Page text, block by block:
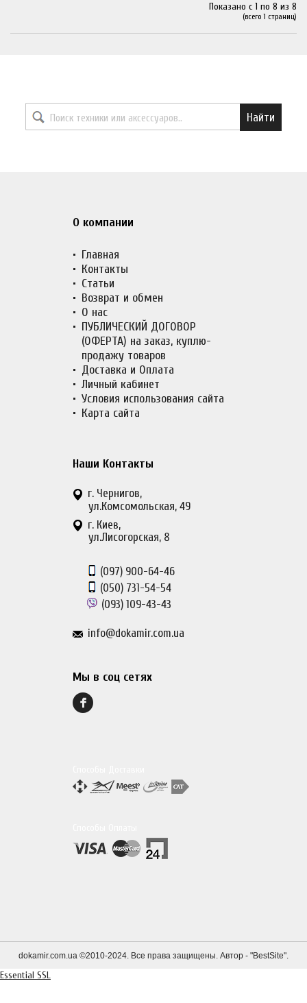
Показано с 1 по 8 из 8
(всего 1 страниц)
Найти
О компании
Главная
Контакты
Статьи
Возврат и обмен
О нас
ПУБЛИЧЕСКИЙ ДОГОВОР
(ОФЕРТА) на заказ, куплю-
продажу товаров
Доставка и Оплата
Личный кабинет
Условия использования сайта
Карта сайта
Наши Контакты
г. Чернигов,
ул.Комсомольская, 49
г. Киев,
ул.Лисогорская, 8
(097) 900-64-46
(050) 731-54-54
(093) 109-43-43
info@dokamir.com.ua
Мы в соц сетях
dokamir.com.ua ©2010-2024. Все права защищены. Автор - "BestSite".
Essential SSL